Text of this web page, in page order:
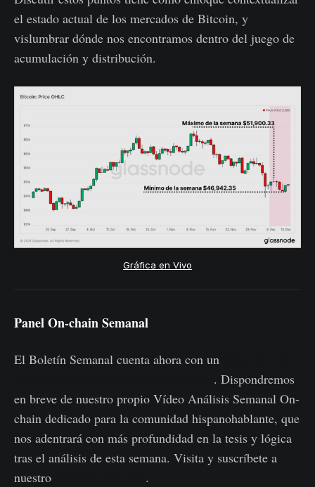
el estado actual de los mercados de Bitcoin, y
vislumbrar dónde nos encontramos dentro del juego de
acumulación y distribución.
Gráfica en Vivo
Panel On-chain Semanal
El Boletín Semanal cuenta ahora con un
. Dispondremos
en breve de nuestro propio Vídeo Análisis Semanal On-
chain dedicado para la comunidad hispanohablante, que
nos adentrará con más profundidad en la tesis y lógica
tras el análisis de esta semana. Visita y suscríbete a
nuestro
.